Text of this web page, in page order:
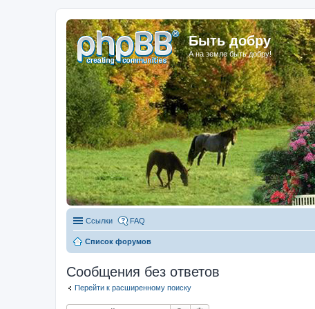
Быть добру
А на земле быть добру!
Ссылки FAQ
Список форумов
Сообщения без ответов
Перейти к расширенному поиску